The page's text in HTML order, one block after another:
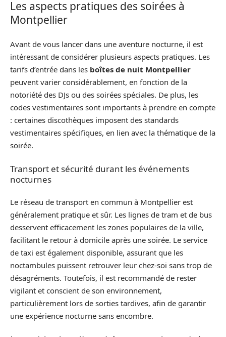
Les aspects pratiques des soirées à
Montpellier
Avant de vous lancer dans une aventure nocturne, il est
intéressant de considérer plusieurs aspects pratiques. Les
tarifs d’entrée dans les boîtes de nuit Montpellier
peuvent varier considérablement, en fonction de la
notoriété des DJs ou des soirées spéciales. De plus, les
codes vestimentaires sont importants à prendre en compte
: certaines discothèques imposent des standards
vestimentaires spécifiques, en lien avec la thématique de la
soirée.
Transport et sécurité durant les événements
nocturnes
Le réseau de transport en commun à Montpellier est
généralement pratique et sûr. Les lignes de tram et de bus
desservent efficacement les zones populaires de la ville,
facilitant le retour à domicile après une soirée. Le service
de taxi est également disponible, assurant que les
noctambules puissent retrouver leur chez-soi sans trop de
désagréments. Toutefois, il est recommandé de rester
vigilant et conscient de son environnement,
particulièrement lors de sorties tardives, afin de garantir
une expérience nocturne sans encombre.